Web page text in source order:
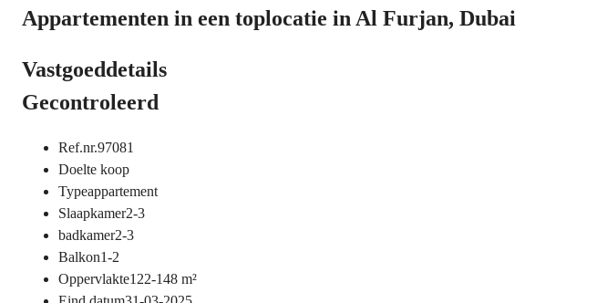
Appartementen in een toplocatie in Al Furjan, Dubai
Vastgoeddetails
Gecontroleerd
Ref.nr.97081
Doelte koop
Typeappartement
Slaapkamer2-3
badkamer2-3
Balkon1-2
Oppervlakte122-148 m²